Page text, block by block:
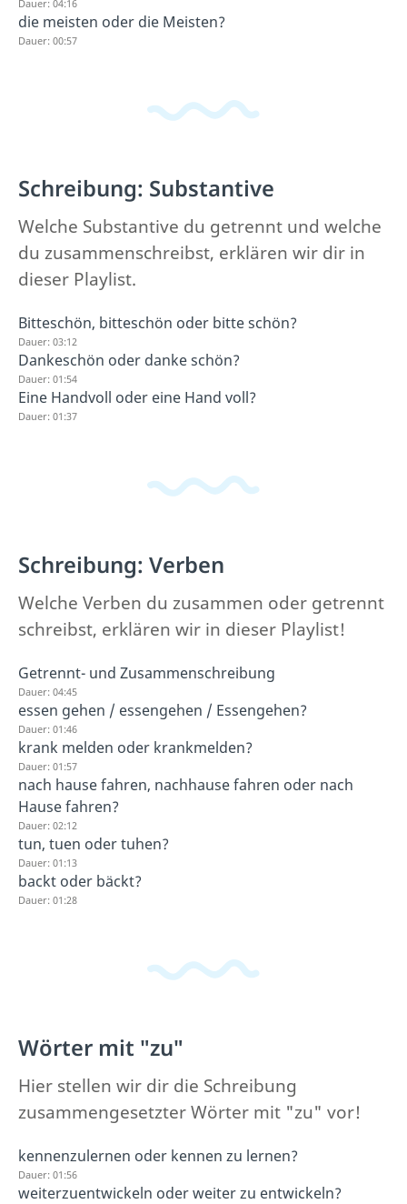
Dauer: 04:16
die meisten oder die Meisten?
Dauer: 00:57
Schreibung: Substantive
Welche Substantive du getrennt und welche
du zusammenschreibst, erklären wir dir in
dieser Playlist.
Bitteschön, bitteschön oder bitte schön?
Dauer: 03:12
Dankeschön oder danke schön?
Dauer: 01:54
Eine Handvoll oder eine Hand voll?
Dauer: 01:37
Schreibung: Verben
Welche Verben du zusammen oder getrennt
schreibst, erklären wir in dieser Playlist!
Getrennt- und Zusammenschreibung
Dauer: 04:45
essen gehen / essengehen / Essengehen?
Dauer: 01:46
krank melden oder krankmelden?
Dauer: 01:57
nach hause fahren, nachhause fahren oder nach
Hause fahren?
Dauer: 02:12
tun, tuen oder tuhen?
Dauer: 01:13
backt oder bäckt?
Dauer: 01:28
Wörter mit "zu"
Hier stellen wir dir die Schreibung
zusammengesetzter Wörter mit "zu" vor!
kennenzulernen oder kennen zu lernen?
Dauer: 01:56
weiterzuentwickeln oder weiter zu entwickeln?